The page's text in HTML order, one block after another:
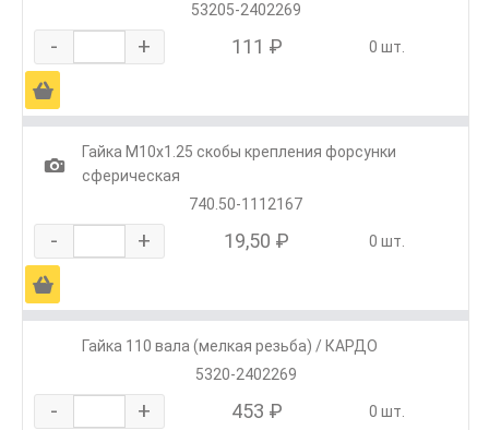
53205-2402269
- + 111 ₽ 0 шт.
Ä
1
Гайка М10х1.25 скобы крепления форсунки
сферическая
740.50-1112167
- + 19,50 ₽ 0 шт.
Ä
Гайка 110 вала (мелкая резьба) / КАРДО
5320-2402269
- + 453 ₽ 0 шт.